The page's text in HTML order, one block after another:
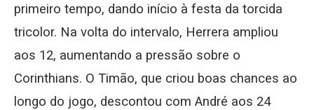
primeiro tempo, dando início à festa da torcida
tricolor. Na volta do intervalo, Herrera ampliou
aos 12, aumentando a pressão sobre o
Corinthians. O Timão, que criou boas chances ao
longo do jogo, descontou com André aos 24